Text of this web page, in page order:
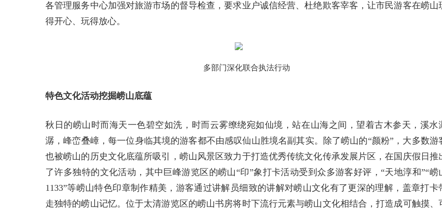
各管理服务中心加强对旅游市场的督导检查，要求业户诚信经营、杜绝欺客宰客，让市民游客在崂山
得开心、玩得放心。
多部门深化联合执法行动
特色文化活动挖掘崂山底蕴
秋日的崂山时而海天一色碧空如洗，时而云雾缭绕宛如仙境，站在山海之间，望着古木参天，溪水
潺，峰峦叠嶂，每一位身临其境的游客都不由感叹仙山胜境名副其实。除了崂山的“颜粉”，大多数游
也被崂山的历史文化底蕴所吸引，崂山风景区致力于打造优秀传统文化传承发展片区，在国庆假日推
了许多独特的文化活动，其中巨峰游览区的崂山“印”象打卡活动受到众多游客好评，“天地淳和”“崂
1133”等崂山特色印章制作精美，游客通过讲解员细致的讲解对崂山文化有了更深的理解，盖章打卡
走独特的崂山记忆。位于太清游览区的崂山书房将时下流行元素与崂山文化相结合，打造成可触摸、